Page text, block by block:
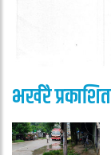
भर्खरै प्रकाशित